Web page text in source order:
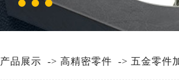
产品展示 -> 高精密零件 -> 五金零件